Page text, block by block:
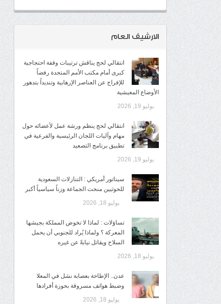
الارشيف العام
انتقالي لحج يناقش ترتيبات وقفة احتجاجية
كبرى أمام مكتب الأمم المتحدة رفضاً
للإفراج عن العناصر الإرهابية وتنديداً بتدهور
الأوضاع المعيشية
يوليو 19, 2026
انتقالي لحج ينظم ورشة عمل لأعضائه حول
مهام وآليات اللجان الرئيسية والفرعية في
تطبيق برنامج التصعيد
يوليو 19, 2026
سيناتور أمريكي : التنازلات السعودية
للحوثيين منحت الجماعة وزناً سياسياً أكبر
يوليو 18, 2026
تساؤلات : لماذا لا تخوض المملكة بجيشها
المعركة ؟ ولماذا يُراد للجنوبي أن يحمل
السلاح ويقاتل نيابةً عن غيره
يوليو 18, 2026
عدن.. الإطاحة بعصابة نشل في المعلا
وضبط هواتف مسروقة بحوزة أفرادها
يوليو 18, 2026